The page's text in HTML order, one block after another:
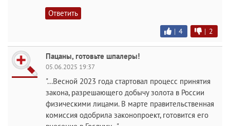
Ответить
| 4 | 2
Пацаны, готовьте шпалеры!
05.06.2025 19:37
"...Весной 2023 года стартовал процесс принятия
закона, разрешающего добычу золота в России
физическими лицами. В марте правительственная
комиссия одобрила законопроект, готовится его